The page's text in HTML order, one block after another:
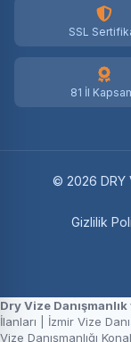
SSL
81 İl
© 2026 DRY
Gizlilik
Dry Vize
İlanları
İzmir Vize
Vize Danışmanlığı